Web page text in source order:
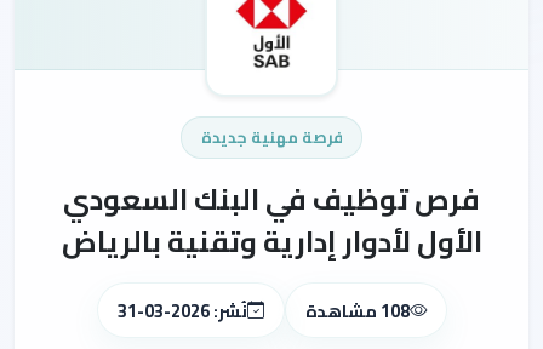
فرصة مهنية جديدة
فرص توظيف في البنك السعودي
الأول لأدوار إدارية وتقنية بالرياض
108 مشاهدة نُشر: 2026-03-31